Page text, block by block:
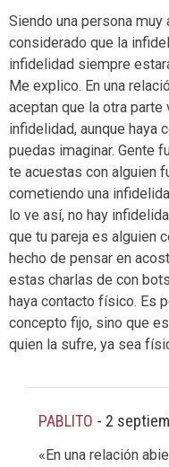
Siendo una persona
considerado que la
infidelidad siempre
Me explico. En una
aceptan que la otra
infidelidad, aunque haya
puedas imaginar. Gente
te acuestas con alguien
cometiendo una
lo ve así, no hay
que tu pareja es alguien
hecho de pensar en
estas charlas de con
haya contacto físico. Es
concepto fijo, sino que
quien la sufre, ya sea
PABLITO - 2
«En una relación